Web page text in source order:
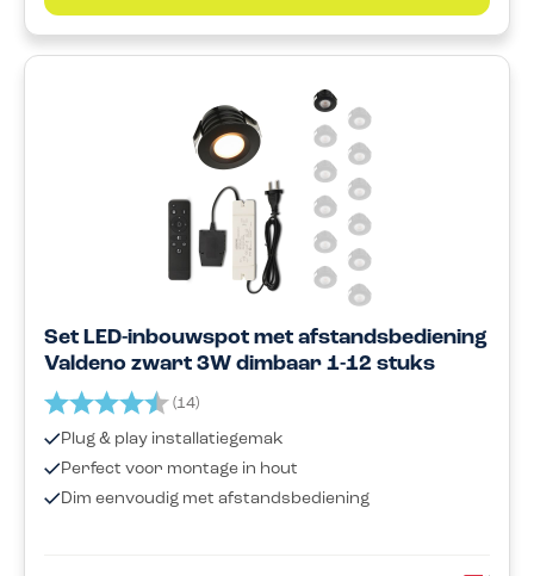
Set LED-inbouwspot met afstandsbediening
Valdeno zwart 3W dimbaar 1-12 stuks
Beoordeling: (14)
Plug & play installatiegemak
Perfect voor montage in hout
Dim eenvoudig met afstandsbediening